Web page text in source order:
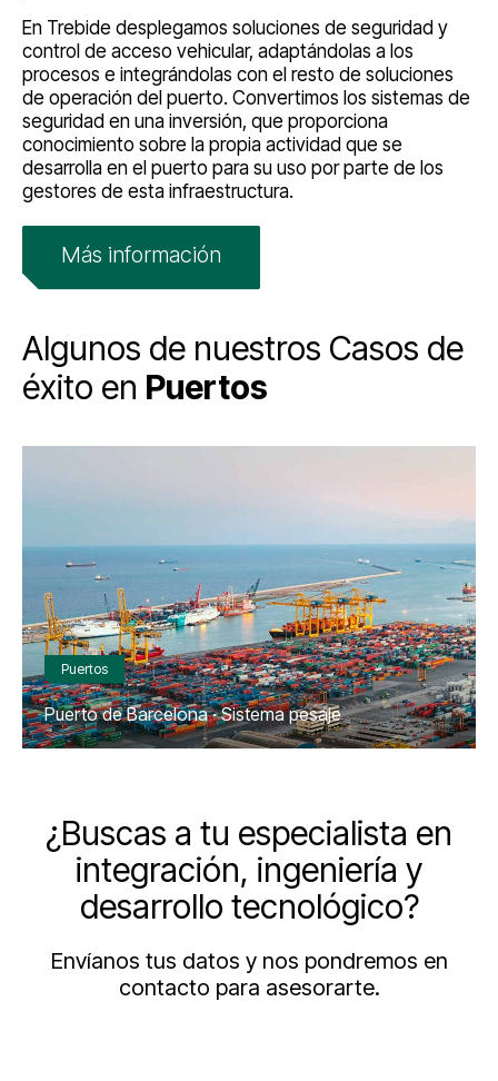
En Trebide desplegamos soluciones de seguridad y
control de acceso vehicular, adaptándolas a los
procesos e integrándolas con el resto de soluciones
de operación del puerto. Convertimos los sistemas de
seguridad en una inversión, que proporciona
conocimiento sobre la propia actividad que se
desarrolla en el puerto para su uso por parte de los
gestores de esta infraestructura.
Más información
Algunos de nuestros Casos de
éxito en Puertos
Puertos
Puerto de Barcelona · Sistema pesaje
¿Buscas a tu especialista en
integración, ingeniería y
desarrollo tecnológico?
Envíanos tus datos y nos pondremos en
contacto para asesorarte.